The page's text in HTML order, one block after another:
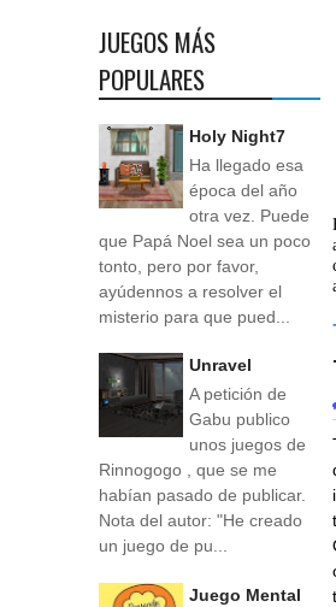
JUEGOS MÁS
POPULARES
Holy Night7
Ha llegado esa
época del año
otra vez. Puede
que Papá Noel sea un poco
tonto, pero por favor,
ayúdennos a resolver el
misterio para que pued...
Unravel
A petición de
Gabu publico
unos juegos de
Rinnogogo , que se me
habían pasado de publicar.
Nota del autor: "He creado
un juego de pu...
Juego Mental